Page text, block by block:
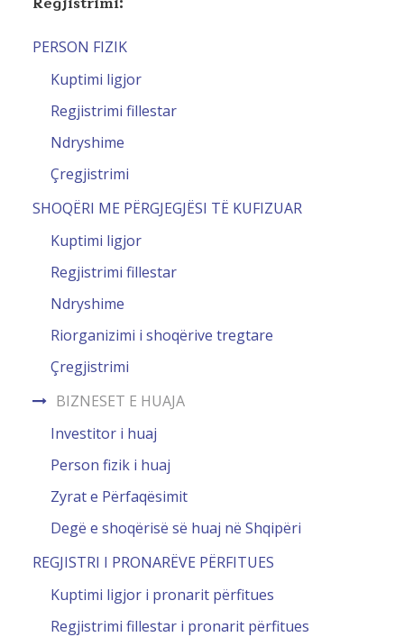
PERSON FIZIK
Kuptimi ligjor
Regjistrimi fillestar
Ndryshime
Çregjistrimi
SHOQËRI ME PËRGJEGJËSI TË KUFIZUAR
Kuptimi ligjor
Regjistrimi fillestar
Ndryshime
Riorganizimi i shoqërive tregtare
Çregjistrimi
BIZNESET E HUAJA
Investitor i huaj
Person fizik i huaj
Zyrat e Përfaqësimit
Degë e shoqërisë së huaj në Shqipëri
REGJISTRI I PRONARËVE PËRFITUES
Kuptimi ligjor i pronarit përfitues
Regjistrimi fillestar i pronarit përfitues